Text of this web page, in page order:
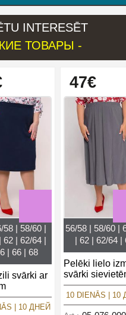
INTERESĒT
ТОВАРЫ -
58 | 58/60 |
62 | 62/64 |
| 66 | 68
svārki ar
| 10 ДНЕЙ
47€
56/58 | 58/60 |
| 62 | 62/64 |
Pelēki lielo
svārki
10 DIENĀS | 10